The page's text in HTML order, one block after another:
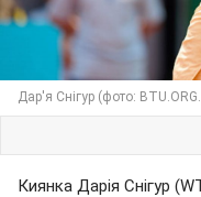
Дар'я Снігур (фото:
Киянка Дарія Снігур